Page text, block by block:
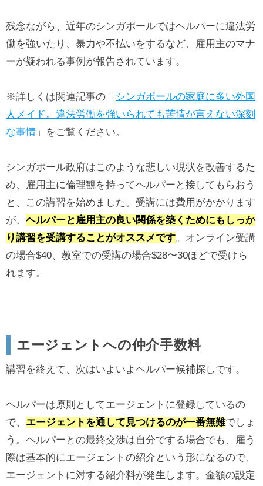
残念ながら、近年のシンガポールではヘルパーに違法労
働を強いたり、暴力や不払いをするなど、雇用主のマナ
ーが疑われる事例が報告されています。
※詳しくは関連記事の「 シンガポールの家庭に多い外国
人メイド。違法労働を強いられても苦情が言えない深刻
な事情 」をご覧ください。
シンガポール政府はこのような悲しい現状を改善するた
め、雇用主に倫理観を持ってヘルパーと接してもらおう
と、この講習を始めました。受講には費用がかかります
が、 ヘルパーと雇用主の良い関係を築くためにもしっか
り講習を受講することがオススメです。オンライン受講
の場合$40、教室での受講の場合$28〜30ほどで受けら
れます。
エージェントへの仲介手数料
講習を終えて、次はいよいよヘルパー候補探しです。
ヘルパーは原則としてエージェントに登録しているの
で、 エージェントを通して見つけるのが一番無難でしょ
う。ヘルパーとの最終交渉は自分でする場合でも、雇う
際は基本的にエージェントの紹介という形になるので、
エージェントに対する紹介料が発生します。金額の設定